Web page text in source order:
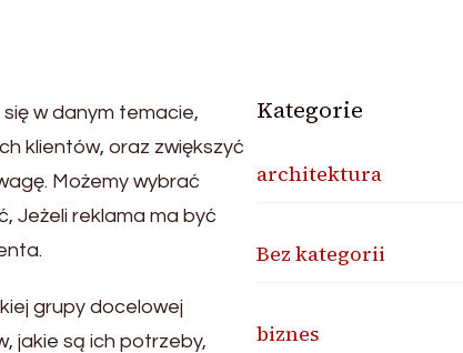
w danym temacie,
klientów, oraz zwiększyć
Możemy wybrać
Jeżeli reklama ma być
grupy docelowej
jakie są ich potrzeby,
Kategorie
architektura
Bez kategorii
biznes